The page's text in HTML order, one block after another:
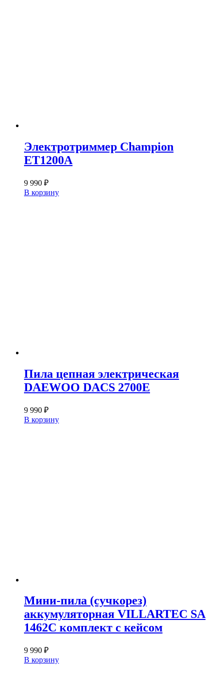
Электротриммер Champion
ET1200A
9 990 ₽
В корзину
Пила цепная электрическая
DAEWOO DACS 2700E
9 990 ₽
В корзину
Мини-пила (сучкорез)
аккумуляторная VILLARTEC SA
1462C комплект с кейсом
9 990 ₽
В корзину